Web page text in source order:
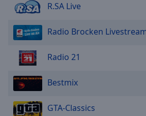
R.SA Live
Radio Brocken
Radio 21
Bestmix
GTA-Classics